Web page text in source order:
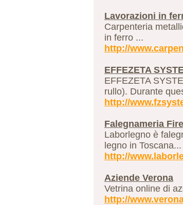
Lavorazioni in
Carpenteria
in ferro ...
http://
EFFEZETA
EFFEZETA
rullo). Durante
http://
Falegnameria
Laborlegno è
legno in Toscana...
http://
Aziende Verona
Vetrina online di
http://